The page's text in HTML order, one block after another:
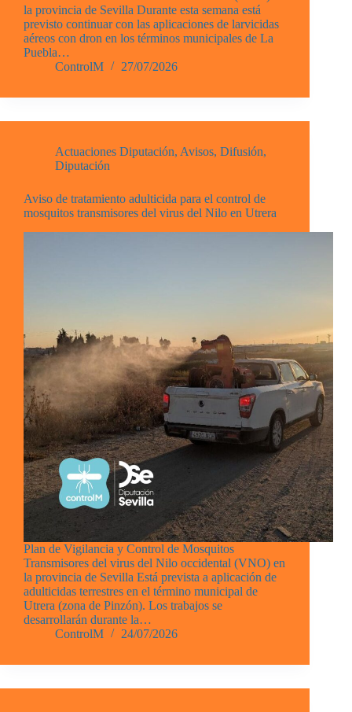
la provincia de Sevilla Durante esta semana está
previsto continuar con las aplicaciones de larvicidas
aéreos con dron en los términos municipales de La
Puebla…
ControlM
27/07/2026
Actuaciones Diputación, Avisos, Difusión,
Diputación
Aviso de tratamiento adulticida para el control de
mosquitos transmisores del virus del Nilo en Utrera
Plan de Vigilancia y Control de Mosquitos
Transmisores del virus del Nilo occidental (VNO) en
la provincia de Sevilla Está prevista a aplicación de
adulticidas terrestres en el término municipal de
Utrera (zona de Pinzón). Los trabajos se
desarrollarán durante la…
ControlM
24/07/2026